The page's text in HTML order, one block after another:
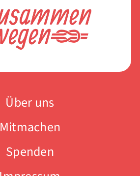
Über uns
Mitmachen
Spenden